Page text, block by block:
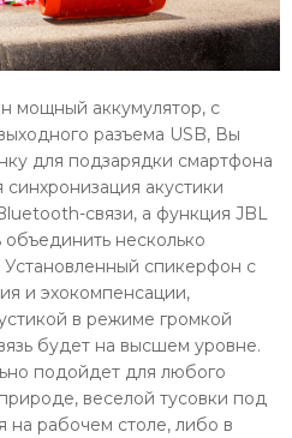
мощный аккумулятор, с
разъема USB, Вы
для подзарядки смартфона
акустики
связи, а функция JBL
несколько
Установленный спикерфон с
и эхокомпенсации,
в режиме громкой
будет на высшем уровне.
подойдет для любого
веселой тусовки под
на рабочем столе, либо в